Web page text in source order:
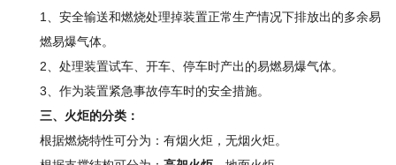
1、安全输送和燃烧处理掉装置正常生产情况下排放出的多余易
燃易爆气体。
2、处理装置试车、开车、停车时产出的易燃易爆气体。
3、作为装置紧急事故停车时的安全措施。
三、火炬的分类：
根据燃烧特性可分为：有烟火炬，无烟火炬。